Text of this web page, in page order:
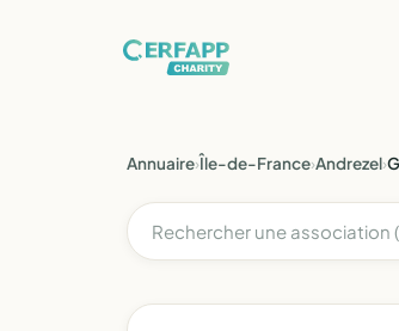
Annuaire›Île-de-France›Andrezel›